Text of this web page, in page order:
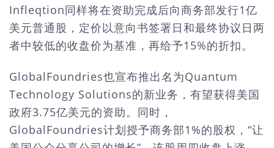
Infleqtion同样将在资助完成后向商务部发行1亿
美元普通股，定价以意向书签署日和最终协议日两
者中较低的收盘价为基准，再给予15%的折扣。
GlobalFoundries也宣布推出名为Quantum
Technology Solutions的新业务，有望获得美国
政府3.75亿美元的资助。同时，
GlobalFoundries计划授予商务部1%的股权，“让